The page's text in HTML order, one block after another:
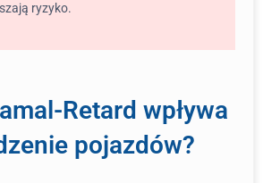
ryzyko.
Retard wpływa
pojazdów?